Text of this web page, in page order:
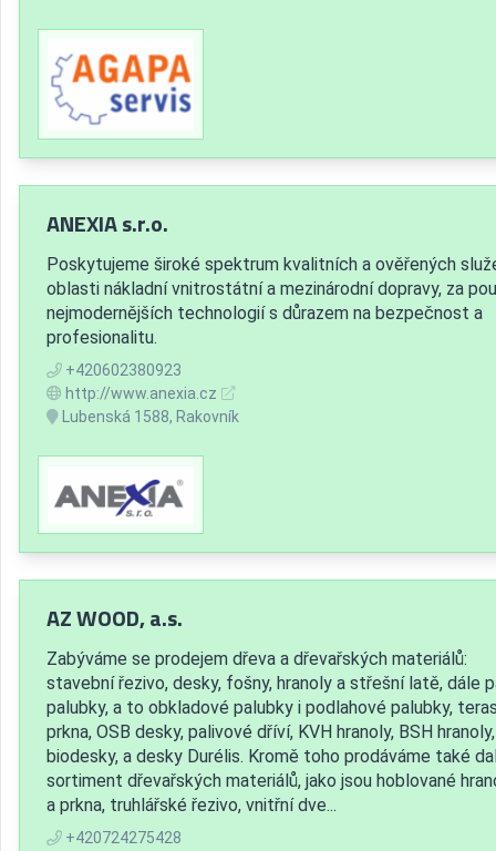
ANEXIA s.r.o.
Poskytujeme široké spektrum kvalitních a ověřených
oblasti nákladní vnitrostátní a mezinárodní dopravy, za
nejmodernějších technologií s důrazem na bezpečnost a
profesionalitu.
+420602380923
http://www.anexia.cz
Lubenská 1588, Rakovník
AZ WOOD, a.s.
Zabýváme se prodejem dřeva a dřevařských materiálů:
stavební řezivo, desky, fošny, hranoly a střešní latě, dále
palubky, a to obkladové palubky i podlahové palubky,
prkna, OSB desky, palivové dříví, KVH hranoly, BSH hranoly,
biodesky, a desky Durélis. Kromě toho prodáváme také
sortiment dřevařských materiálů, jako jsou hoblované
a prkna, truhlářské řezivo, vnitřní dve...
+420724275428